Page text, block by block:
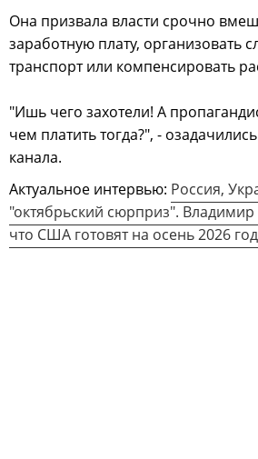
Она призвала власти срочно
заработную плату, организовать
транспорт или компенсировать
"Ишь чего захотели! А
чем платить тогда?", -
канала.
Актуальное интервью: Россия,
"октябрьский сюрприз".
что США готовят на осень 2026